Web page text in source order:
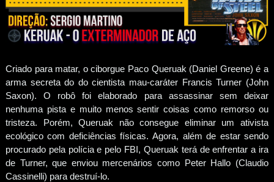
Criado para matar, o ciborgue Paco Queruak (Daniel Greene) é a
arma secreta do do cientista mau-caráter Francis Turner (John
Saxon). O robô foi elaborado para assassinar sem deixar
nenhuma pista e muito menos sentir coisas como remorso ou
tristeza. Porém, Queruak não consegue eliminar um ativista
ecológico com deficiências físicas. Agora, além de estar sendo
procurado pela polícia e pelo FBI, Queruak terá de enfrentar a ira
de Turner, que enviou mercenários como Peter Hallo (Claudio
Cassinelli) para destruí-lo.